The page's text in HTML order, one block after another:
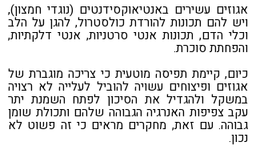
אגוזים עשירים באנטיאוקסידנטים (נוגדי חמצון),
ויש להם תכונות להורדת כולסטרול, להגן על הלב
וכלי הדם, תכונות אנטי סרטניות, אנטי דלקתיות,
והפחתת סוכרת.
כיום, קיימת תפיסה מוטעית כי צריכה מוגברת של
אגוזים ופיצוחים עשויה להוביל לעלייה לא רצויה
במשקל ולהגדיל את הסיכון לפתח השמנת יתר
עקב צפיפות האנרגיה הגבוהה שלהם ותכולת שומן
גבוהה. עם זאת, מחקרים מראים כי זה פשוט לא
נכון.